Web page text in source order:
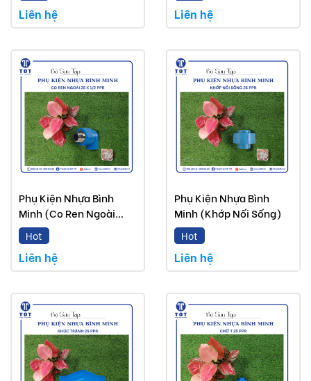
Liên hệ Liên hệ
Phụ Kiện Nhựa Bình
Minh (Co Ren Ngoài
PPR)
Hot
Liên hệ
Phụ Kiện Nhựa Bình
Minh (Khớp Nối Sống)
Hot
Liên hệ